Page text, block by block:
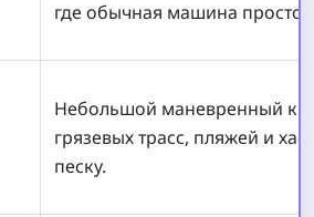
где обычная машина просто
Небольшой маневренный
грязевых трасс, пляжей и
песку.